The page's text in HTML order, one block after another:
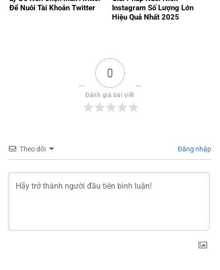
Để Nuôi Tài Khoản Twitter
Instagram Số Lượng Lớn
Hiệu Quả Nhất 2025
0
Đánh giá bài viết
Theo dõi Đăng nhập